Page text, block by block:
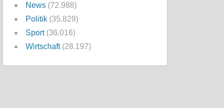
News (72.988)
Politik (35.829)
Sport(36.016)
Wirtschaft(28.197)